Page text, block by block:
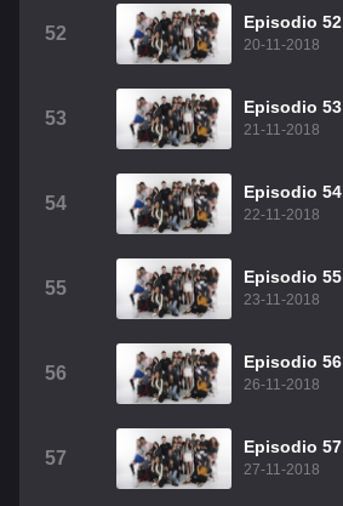
52
Episodio 52
20-11-2018
53
Episodio 53
21-11-2018
54
Episodio 54
22-11-2018
55
Episodio 55
23-11-2018
56
Episodio 56
26-11-2018
57
Episodio 57
27-11-2018